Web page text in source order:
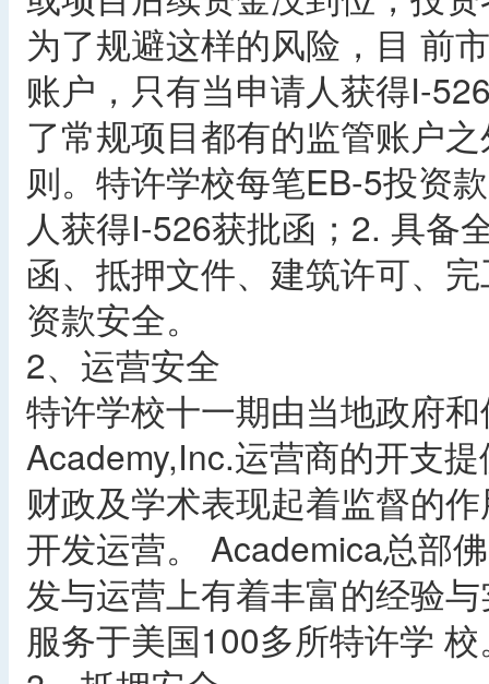
为了规避这样的风险，目 前
账户，只有当申请人获得I-
了常规项目都有的监管账户
则。特许学校每笔EB-5投资
人获得I-526获批函；2. 具备
函、抵押文件、建筑许可、
资款安全。
2、运营安全
特许学校十一期由当地政府
Academy,Inc.运营商的开支
财政及学术表现起着监督的
开发运营。 Academica总部
发与运营上有着丰富的经验
服务于美国100多所特许学 校